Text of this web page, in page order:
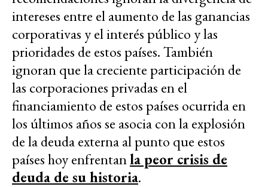
intereses entre el aumento de las ganancias
corporativas y el interés público y las
prioridades de estos países. También
ignoran que la creciente participación de
las corporaciones privadas en el
financiamiento de estos países ocurrida en
los últimos años se asocia con la explosión
de la deuda externa al punto que estos
países hoy enfrentanla peor crisis de
deuda de su historia.